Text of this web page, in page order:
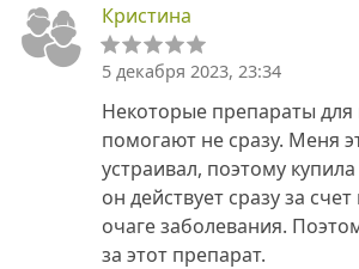
Кристина
5 декабря 2023, 23:34
Некоторые препараты
помогают не сразу. Меня
устраивал, поэтому
он действует сразу за
очаге заболевания.
за этот препарат.